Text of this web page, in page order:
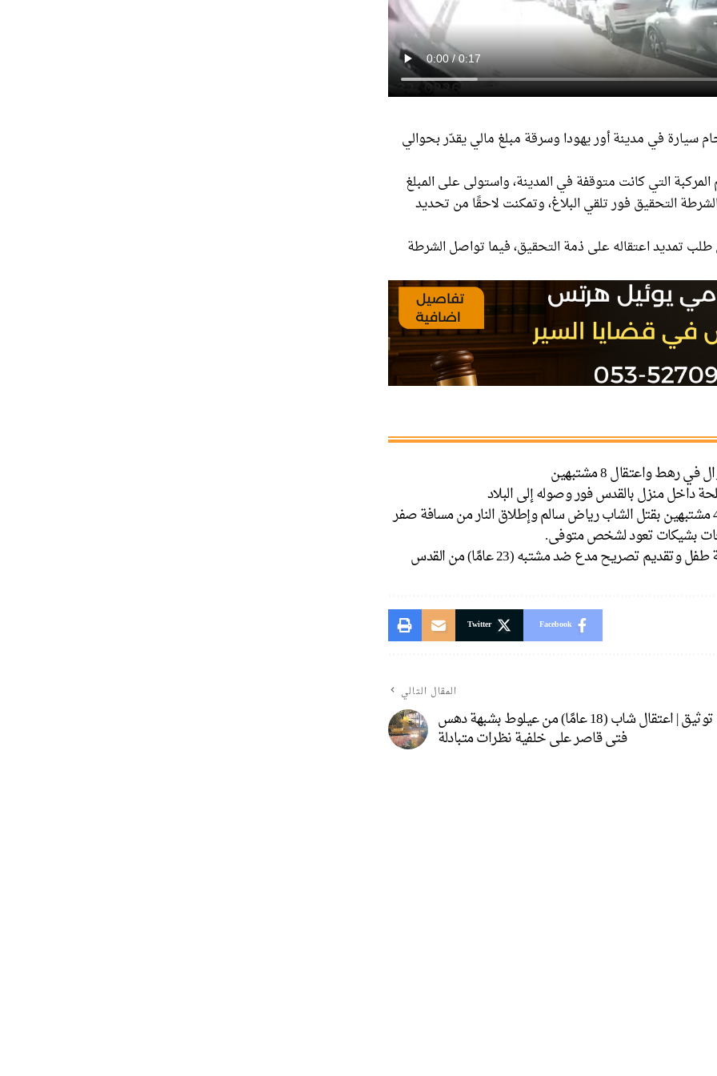
سيارة في مدينة أور يهودا وسرقة مبلغ مالي يقدّر بحوالي
التي كانت متوقفة في المدينة، واستولى على المبلغ
التحقيق فور تلقي البلاغ، وتمكنت لاحقًا من تحديد
تمديد اعتقاله على ذمة التحقيق، فيما تواصل الشرطة
داخل منزل بالقدس فور وصوله إلى البلاد
بشيكات تعود لشخص متوفى.
تصريح مدع ضد مشتبه (23 عامًا) من القدس
Facebook
Twitter
المقال التالي
توثيق | اعتقال شاب (18 عامًا) من عيلوط بشبهة دهس
فتى قاصر على خلفية نظرات متبادلة